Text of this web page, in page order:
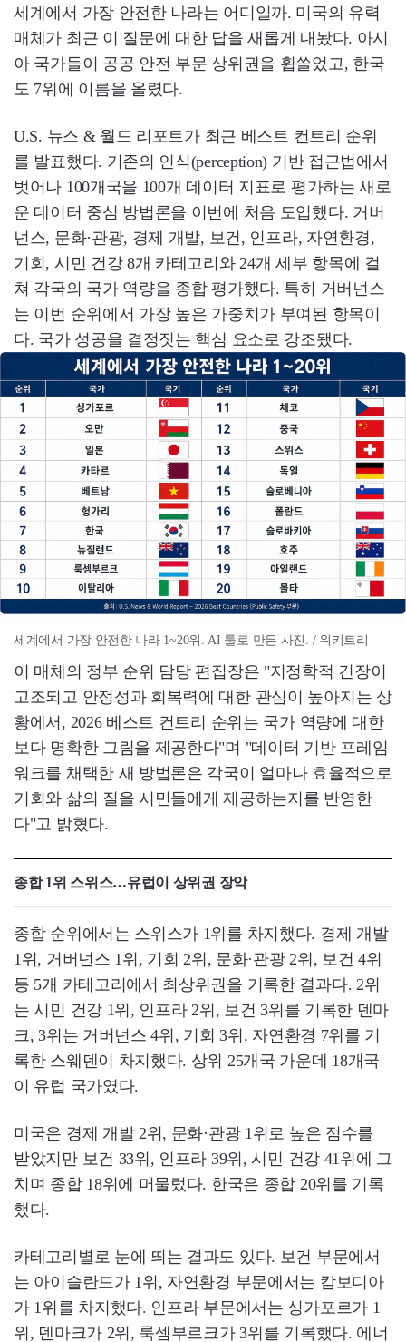
세계에서 가장 안전한 나라는 어디일까. 미국의 유력
매체가 최근 이 질문에 대한 답을 새롭게 내놨다. 아시
아 국가들이 공공 안전 부문 상위권을 휩쓸었고, 한국
도 7위에 이름을 올렸다.
U.S. 뉴스 & 월드 리포트가 최근 베스트 컨트리 순위
를 발표했다. 기존의 인식(perception) 기반 접근법에서
벗어나 100개국을 100개 데이터 지표로 평가하는 새로
운 데이터 중심 방법론을 이번에 처음 도입했다. 거버
넌스, 문화·관광, 경제 개발, 보건, 인프라, 자연환경,
기회, 시민 건강 8개 카테고리와 24개 세부 항목에 걸
쳐 각국의 국가 역량을 종합 평가했다. 특히 거버넌스
는 이번 순위에서 가장 높은 가중치가 부여된 항목이
다. 국가 성공을 결정짓는 핵심 요소로 강조됐다.
세계에서 가장 안전한 나라 1~20위. AI 툴로 만든 사진. / 위키트리
이 매체의 정부 순위 담당 편집장은 "지정학적 긴장이
고조되고 안정성과 회복력에 대한 관심이 높아지는 상
황에서, 2026 베스트 컨트리 순위는 국가 역량에 대한
보다 명확한 그림을 제공한다"며 "데이터 기반 프레임
워크를 채택한 새 방법론은 각국이 얼마나 효율적으로
기회와 삶의 질을 시민들에게 제공하는지를 반영한
다"고 밝혔다.
종합 1위 스위스…유럽이 상위권 장악
종합 순위에서는 스위스가 1위를 차지했다. 경제 개발
1위, 거버넌스 1위, 기회 2위, 문화·관광 2위, 보건 4위
등 5개 카테고리에서 최상위권을 기록한 결과다. 2위
는 시민 건강 1위, 인프라 2위, 보건 3위를 기록한 덴마
크, 3위는 거버넌스 4위, 기회 3위, 자연환경 7위를 기
록한 스웨덴이 차지했다. 상위 25개국 가운데 18개국
이 유럽 국가였다.
미국은 경제 개발 2위, 문화·관광 1위로 높은 점수를
받았지만 보건 33위, 인프라 39위, 시민 건강 41위에 그
치며 종합 18위에 머물렀다. 한국은 종합 20위를 기록
했다.
카테고리별로 눈에 띄는 결과도 있다. 보건 부문에서
는 아이슬란드가 1위, 자연환경 부문에서는 캄보디아
가 1위를 차지했다. 인프라 부문에서는 싱가포르가 1
위, 덴마크가 2위, 룩셈부르크가 3위를 기록했다. 에너